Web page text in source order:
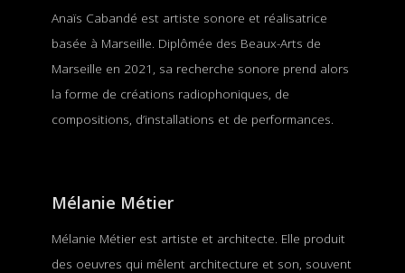
Anaïs Cabandé est artiste sonore et réalisatrice
basée à Marseille. Diplômée des Beaux-Arts de
Marseille en 2021, sa recherche sonore prend alors
la forme de créations radiophoniques, de
compositions, d’installations et de performances.
Mélanie Métier
Mélanie Métier est artiste et architecte. Elle produit
des oeuvres qui mêlent architecture et son, souvent